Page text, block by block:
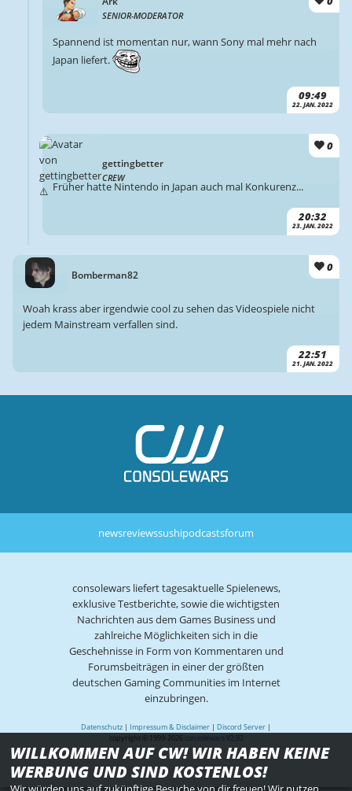
SENIOR-MODERATOR
09:49
22. JAN. 2022
Spannend ist momentan nur, wann Sony mal mehr nach
Japan liefert.
gettingbetter
CREW
0
20:32
23. JAN. 2022
Früher hatte Nintendo in Japan auch mal Konkurenz...
Bomberman82
0
22:51
21. JAN. 2022
Woah krass aber irgendwie cool zu sehen das Videospiele nicht
jedem Mainstream verfallen sind.
newsreviewssushipodcastsforum
consolewars liefert tagesaktuelle Spielenews,
exklusive Testberichte, sowie die wichtigsten
Nachrichten aus dem Games Business und
zahlreiche Möglichkeiten sich in die
Geschehnisse in Form von Kommentaren und
Forumsbeiträgen in einer der größten
deutschen Gaming Communities im Internet
einzubringen.
Datenschutz | Impressum & Disclaimer | Discord Server |
copyright © 1999-2026 consolewars V2.82
WILLKOMMEN AUF CW! WIR HABEN KEINE
WERBUNG UND SIND KOSTENLOS!